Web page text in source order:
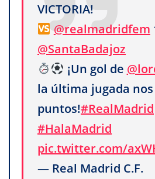
VICTORIA!
@realmadridfem
@SantaBadajoz
¡Un gol de
la última jugada
puntos!#RealMadrid
#HalaMadrid
pic.twitter.com/
— Real Madrid C.F.